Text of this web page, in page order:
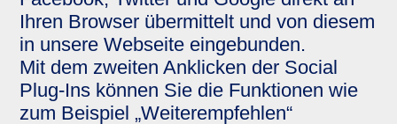
Ihren Browser übermittelt und von diesem
in unsere Webseite eingebunden.
Mit dem zweiten Anklicken der Social
Plug-Ins können Sie die Funktionen wie
zum Beispiel „Weiterempfehlen“